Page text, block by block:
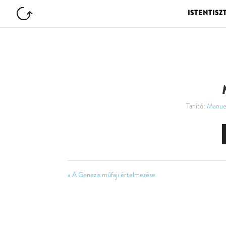
Tanító:
« A Genezis műfaji értelmezése